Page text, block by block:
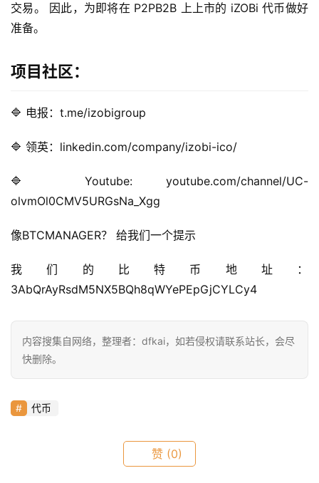
首
页
信
a
h
9
9
指
常
具
交易。 因此，为即将在 P2PB2B 上上市的 iZOBi 代币做好
准备。
项目社区：
🔷 电报：t.me/izobigroup
🔷 领英：linkedin.com/company/izobi-ico/
🔷 Youtube: youtube.com/channel/UC-
olvmOl0CMV5URGsNa_Xgg
像BTCMANAGER？ 给我们一个提示
我们的比特币地址：
3AbQrAyRsdM5NX5BQh8qWYePEpGjCYLCy4
内容搜集自网络，整理者：dfkai，如若侵权请联系站长，会尽
快删除。
代币
赞 (0)